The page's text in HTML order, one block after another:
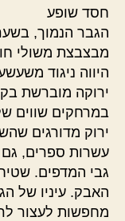
חסד שופע
הגבר הנמוך,
מבצבצת משולי
היווה ניגוד
ירוקה מוברשת
במרחקים שווים
ירוק מדורגים
עשרות ספרים, גם
גבי המדפים. שטיח
האבק. עיניו של
מחפשות לעצור